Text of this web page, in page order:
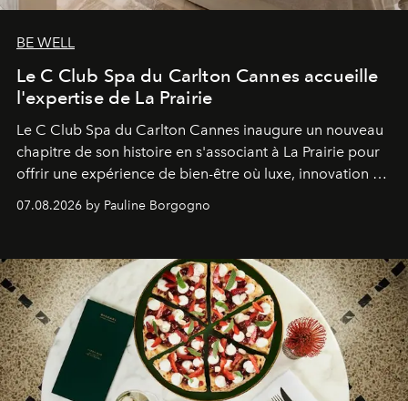
BE WELL
Le C Club Spa du Carlton Cannes accueille
l'expertise de La Prairie
Le C Club Spa du Carlton Cannes inaugure un nouveau
chapitre de son histoire en s'associant à La Prairie pour
offrir une expérience de bien-être où luxe, innovation et
expertise se rencontrent.
07.08.2026 by Pauline Borgogno